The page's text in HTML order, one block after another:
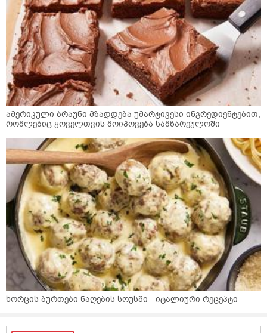
ამერიკული ბრაუნი მზადდება უმარტივესი ინგრედიენტებით,
რომლებიც ყოველთვის მოიპოვება სამზარეულოში
ხორცის ბურთები ნაღების სოუსში - იტალიური რეცეპტი